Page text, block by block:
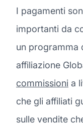
I pagamenti
importanti da
un programma
affiliazione
commissioni a
che gli affiliati
sulle vendite